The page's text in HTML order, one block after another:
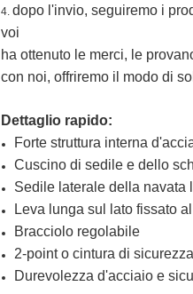
4. dopo l'invio, seguiremo i
voi
ha ottenuto le merci, le
con noi, offriremo il modo di
Dettaglio rapido:
Forte struttura interna
Cuscino di sedile e dello
Sedile laterale della navata
Leva lunga sul lato fissato
Bracciolo regolabile
2-point o cintura di
Durevolezza d'acciaio e